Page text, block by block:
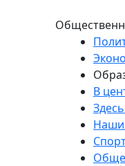
В
Наши